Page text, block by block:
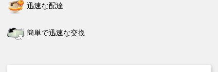
迅速な配達
簡単で迅速な交換